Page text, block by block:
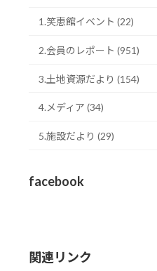
1.笑恵館イベント (22)
2.会員のレポート (951)
3.土地資源だより (154)
4.メディア (34)
5.施設だより (29)
facebook
関連リンク